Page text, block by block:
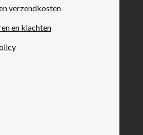
verzendkosten
en klachten